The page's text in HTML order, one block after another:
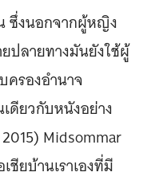
ซึ่งนอกจากผู้หญิง
ปลายทางมันยังใช้ผู้
ครองอำนาจ
ดียวกับหนังอย่าง
Midsommar
ชียบ้านเราเองที่มี